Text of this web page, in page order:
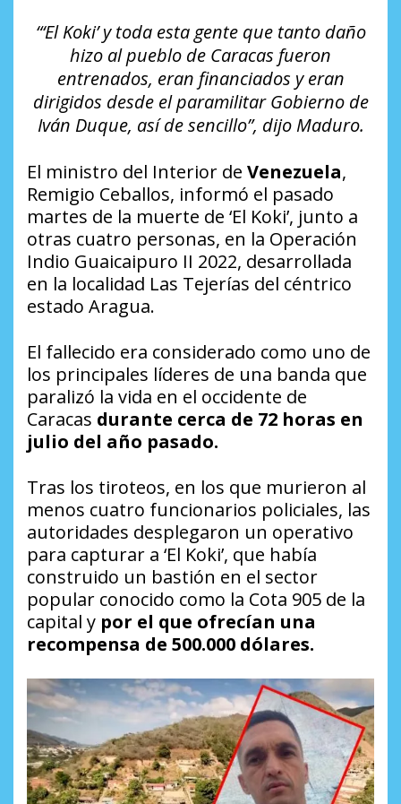
“‘El Koki’ y toda esta gente que tanto daño
hizo al pueblo de Caracas fueron
entrenados, eran financiados y eran
dirigidos desde el paramilitar Gobierno de
Iván Duque, así de sencillo”, dijo Maduro.
El ministro del Interior de Venezuela,
Remigio Ceballos, informó el pasado
martes de la muerte de ‘El Koki’, junto a
otras cuatro personas, en la Operación
Indio Guaicaipuro II 2022, desarrollada
en la localidad Las Tejerías del céntrico
estado Aragua.
El fallecido era considerado como uno de
los principales líderes de una banda que
paralizó la vida en el occidente de
Caracas durante cerca de 72 horas en
julio del año pasado.
Tras los tiroteos, en los que murieron al
menos cuatro funcionarios policiales, las
autoridades desplegaron un operativo
para capturar a ‘El Koki’, que había
construido un bastión en el sector
popular conocido como la Cota 905 de la
capital y por el que ofrecían una
recompensa de 500.000 dólares.